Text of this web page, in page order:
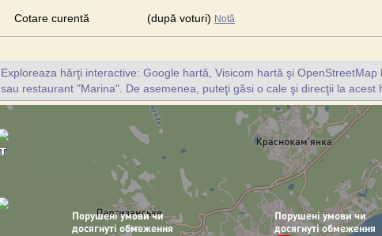
Cotare curentă
(după voturi) Notă
Exploreaza hărţi interactive: Google hartă, Visicom hartă şi
sau restaurant "Marina". De asemenea, puteţi găsi o cale şi direcţii la acest